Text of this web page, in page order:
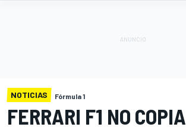
NOTICIAS Fórmula 1
FERRARI F1 NO